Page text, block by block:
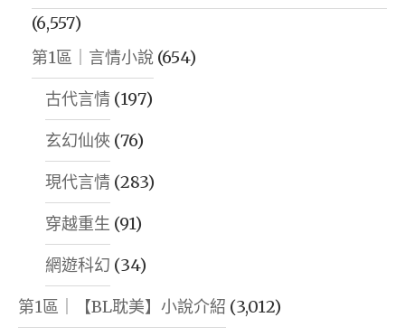
(6,557)
第1區｜言情小說 (654)
古代言情 (197)
玄幻仙俠 (76)
現代言情 (283)
穿越重生 (91)
網遊科幻 (34)
第1區｜【BL耽美】小說介紹 (3,012)